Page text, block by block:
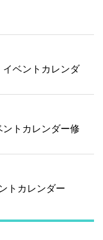
ベントカレンダ
ントカレンダー修
トカレンダー